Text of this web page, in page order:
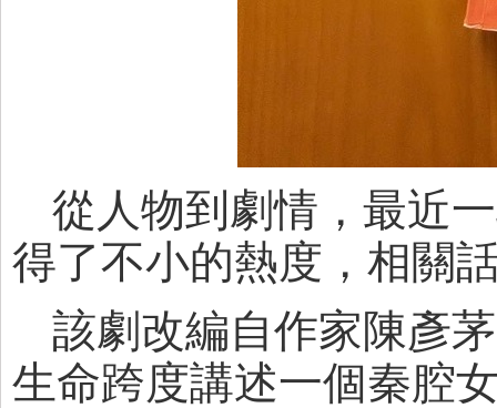
從人物到劇情，最近
得了不小的熱度，相關
該劇改編自作家陳彥
生命跨度講述一個秦腔